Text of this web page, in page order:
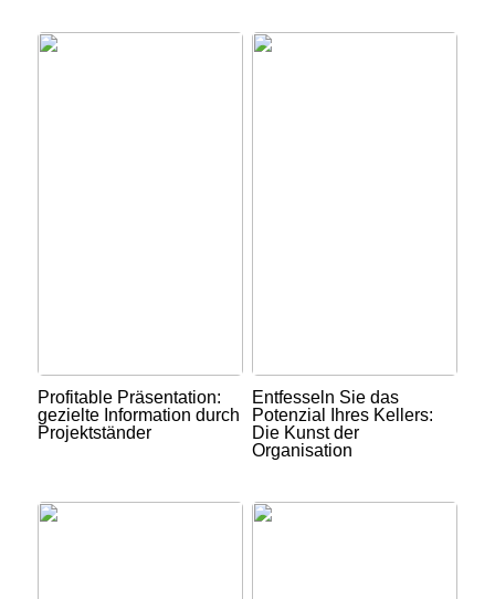
Profitable Präsentation:
gezielte Information durch
Projektständer
Entfesseln Sie das
Potenzial Ihres Kellers:
Die Kunst der
Organisation